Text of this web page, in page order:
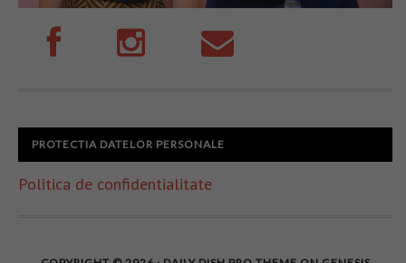
PROTECTIA DATELOR PERSONALE
Politica de confidentialitate